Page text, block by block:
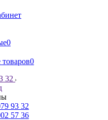
0
0
32
93 32
57 36